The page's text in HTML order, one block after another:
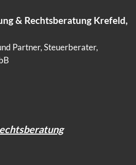
& Rechtsberatung Krefeld,
Partner, Steuerberater,